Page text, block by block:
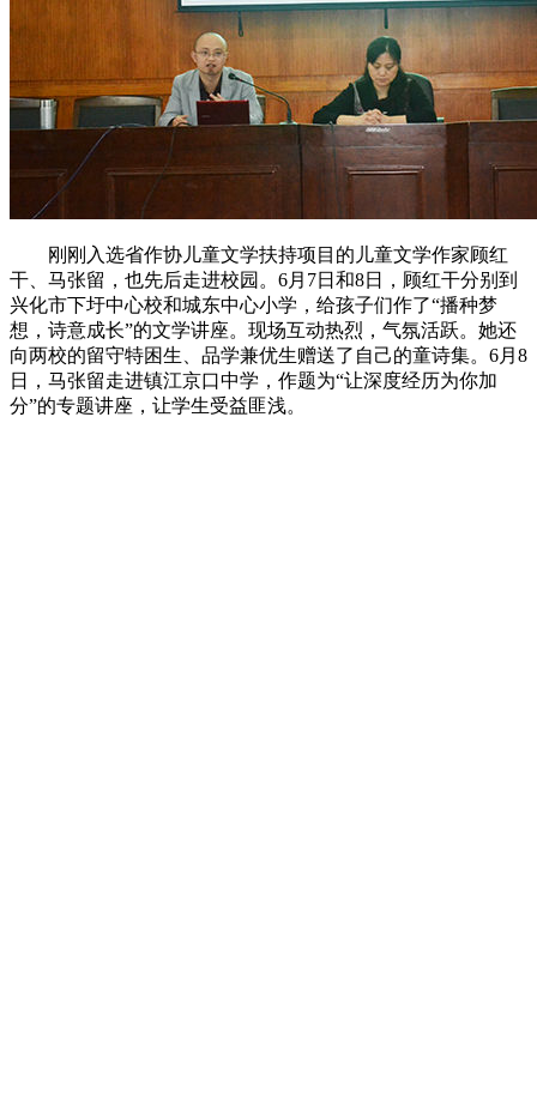
刚刚入选省作协儿童文学扶持项目的儿童文学作家顾红
干、马张留，也先后走进校园。 6月7日和8日，顾红干分别到
兴化市下圩中心校和城东中心小学，给孩子们作了“播种梦
想，诗意成长”的文学讲座。现场互动热烈，气氛活跃。她还
向两校的留守特困生、品学兼优生赠送了自己的童诗集。 6月 8
日，马张留走进镇江京口中学，作题为“让深度经历为你加
分”的专题讲座，让学生受益匪浅。